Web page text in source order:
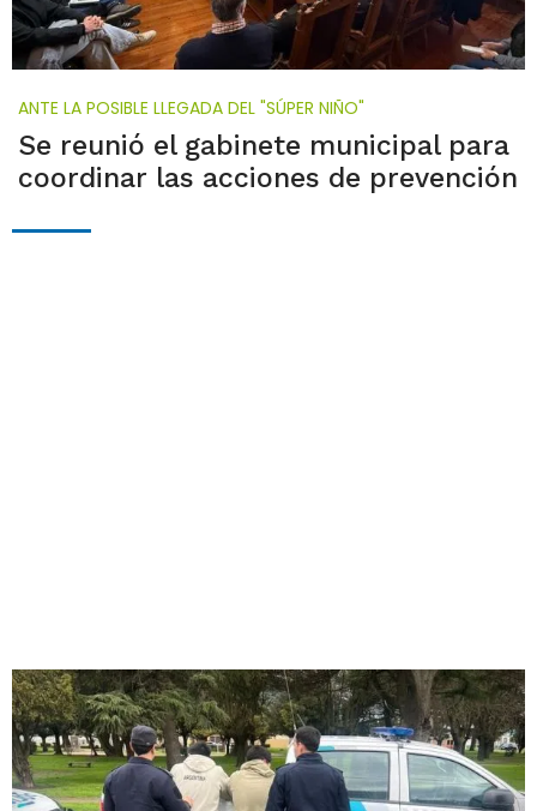
ANTE LA POSIBLE LLEGADA DEL "SÚPER NIÑO"
Se reunió el gabinete municipal para
coordinar las acciones de prevención